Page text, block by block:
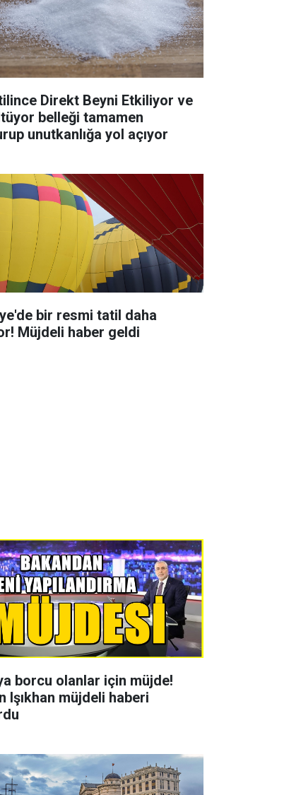
Direkt Beyni Etkiliyor ve
belleği tamamen
unutkanlığa yol açıyor
bir resmi tatil daha
Müjdeli haber geldi
borcu olanlar için müjde!
Işıkhan müjdeli haberi